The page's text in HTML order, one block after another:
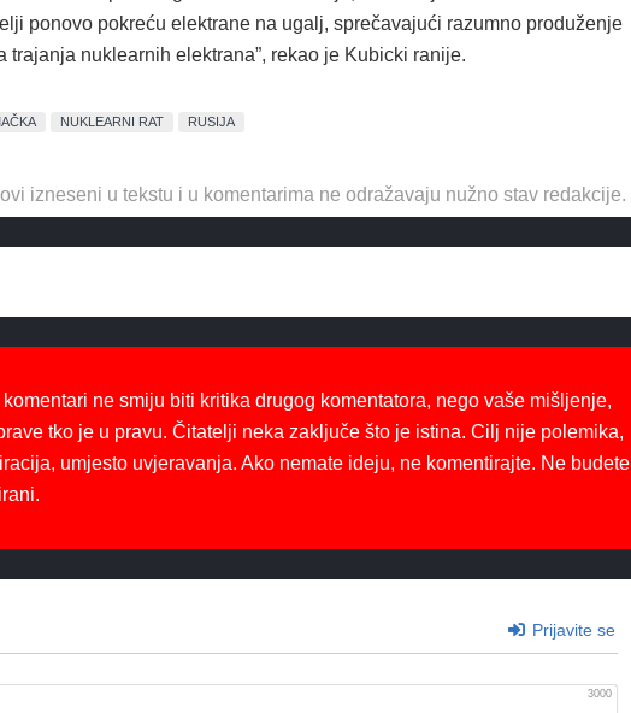
ponovo pokreću elektrane na ugalj, sprečavajući razumno produženje
trajanja nuklearnih elektrana”, rekao je Kubicki ranije.
NUKLEARNI RAT RUSIJA
izneseni u tekstu i u komentarima ne odražavaju nužno stav redakcije.
komentari ne smiju biti kritika drugog komentatora, nego vaše mišljenje,
tko je u pravu. Čitatelji neka zaključe što je istina. Cilj nije polemika,
umjesto uvjeravanja. Ako nemate ideju, ne komentirajte. Ne budete
Prijavite se
3000